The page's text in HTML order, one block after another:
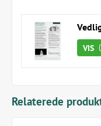
VIS
Relaterede